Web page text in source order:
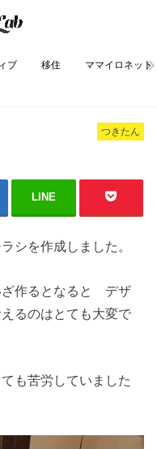
ブ 移住 ママイロネット
つきたん
LINE
を作成しました。
ざ作るとなると デザ
るのはとても大変で
も苦労していました